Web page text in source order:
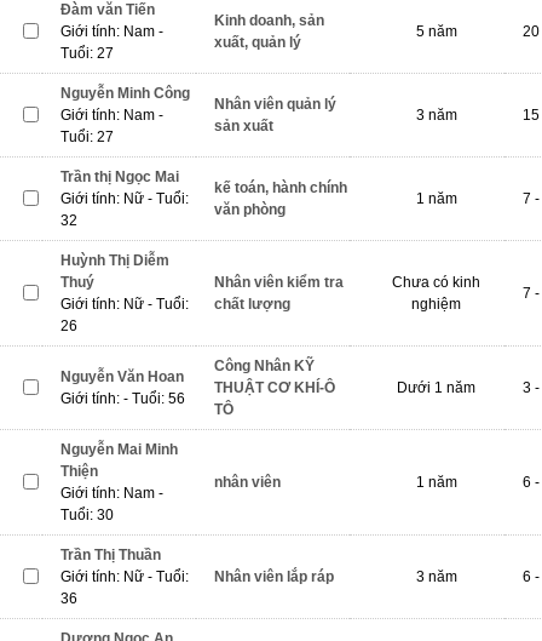
Đàm văn Tiến
Giới tính: Nam -
Tuổi: 27
Kinh doanh, sản
xuất, quản lý
5 năm 20
Nguyễn Minh Công
Giới tính: Nam -
Tuổi: 27
Nhân viên quản lý
sản xuất
3 năm
Trần thị Ngọc Mai
Giới tính: Nữ - Tuổi:
32
kế toán, hành chính
văn phòng
1 năm 7
Huỳnh Thị Diễm
Thuý
Giới tính: Nữ - Tuổi:
26
Nhân viên kiểm tra
chất lượng
Chưa có kinh
nghiệm
7
Nguyễn Văn Hoan
Giới tính: - Tuổi: 56
Công Nhân KỸ
THUẬT CƠ KHÍ-Ô
TÔ
Dưới 1 năm 3
Nguyễn Mai Minh
Thiện
Giới tính: Nam -
Tuổi: 30
nhân viên 1 năm 6
Trần Thị Thuần
Giới tính: Nữ - Tuổi:
36
Nhân viên lắp ráp 3 năm 6